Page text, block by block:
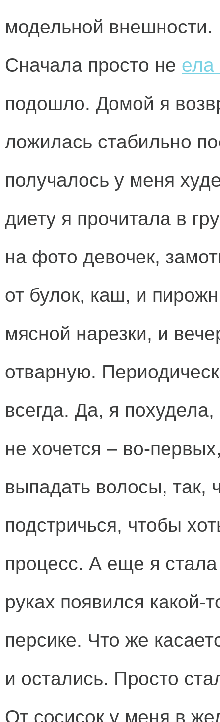
модельной
Сначала просто не ела
подошло. Домой я
ложилась стабильно
получалось у меня
диету я прочитала в
на фото девочек,
от булок, каш, и
мясной нарезки, и
отварную.
всегда. Да, я
не хочется – во-
выпадать волосы, так,
подстричься, чтобы
процесс. А еще я
руках появился какой-
персике. Что же
и остались. Просто
От сосисок у меня в